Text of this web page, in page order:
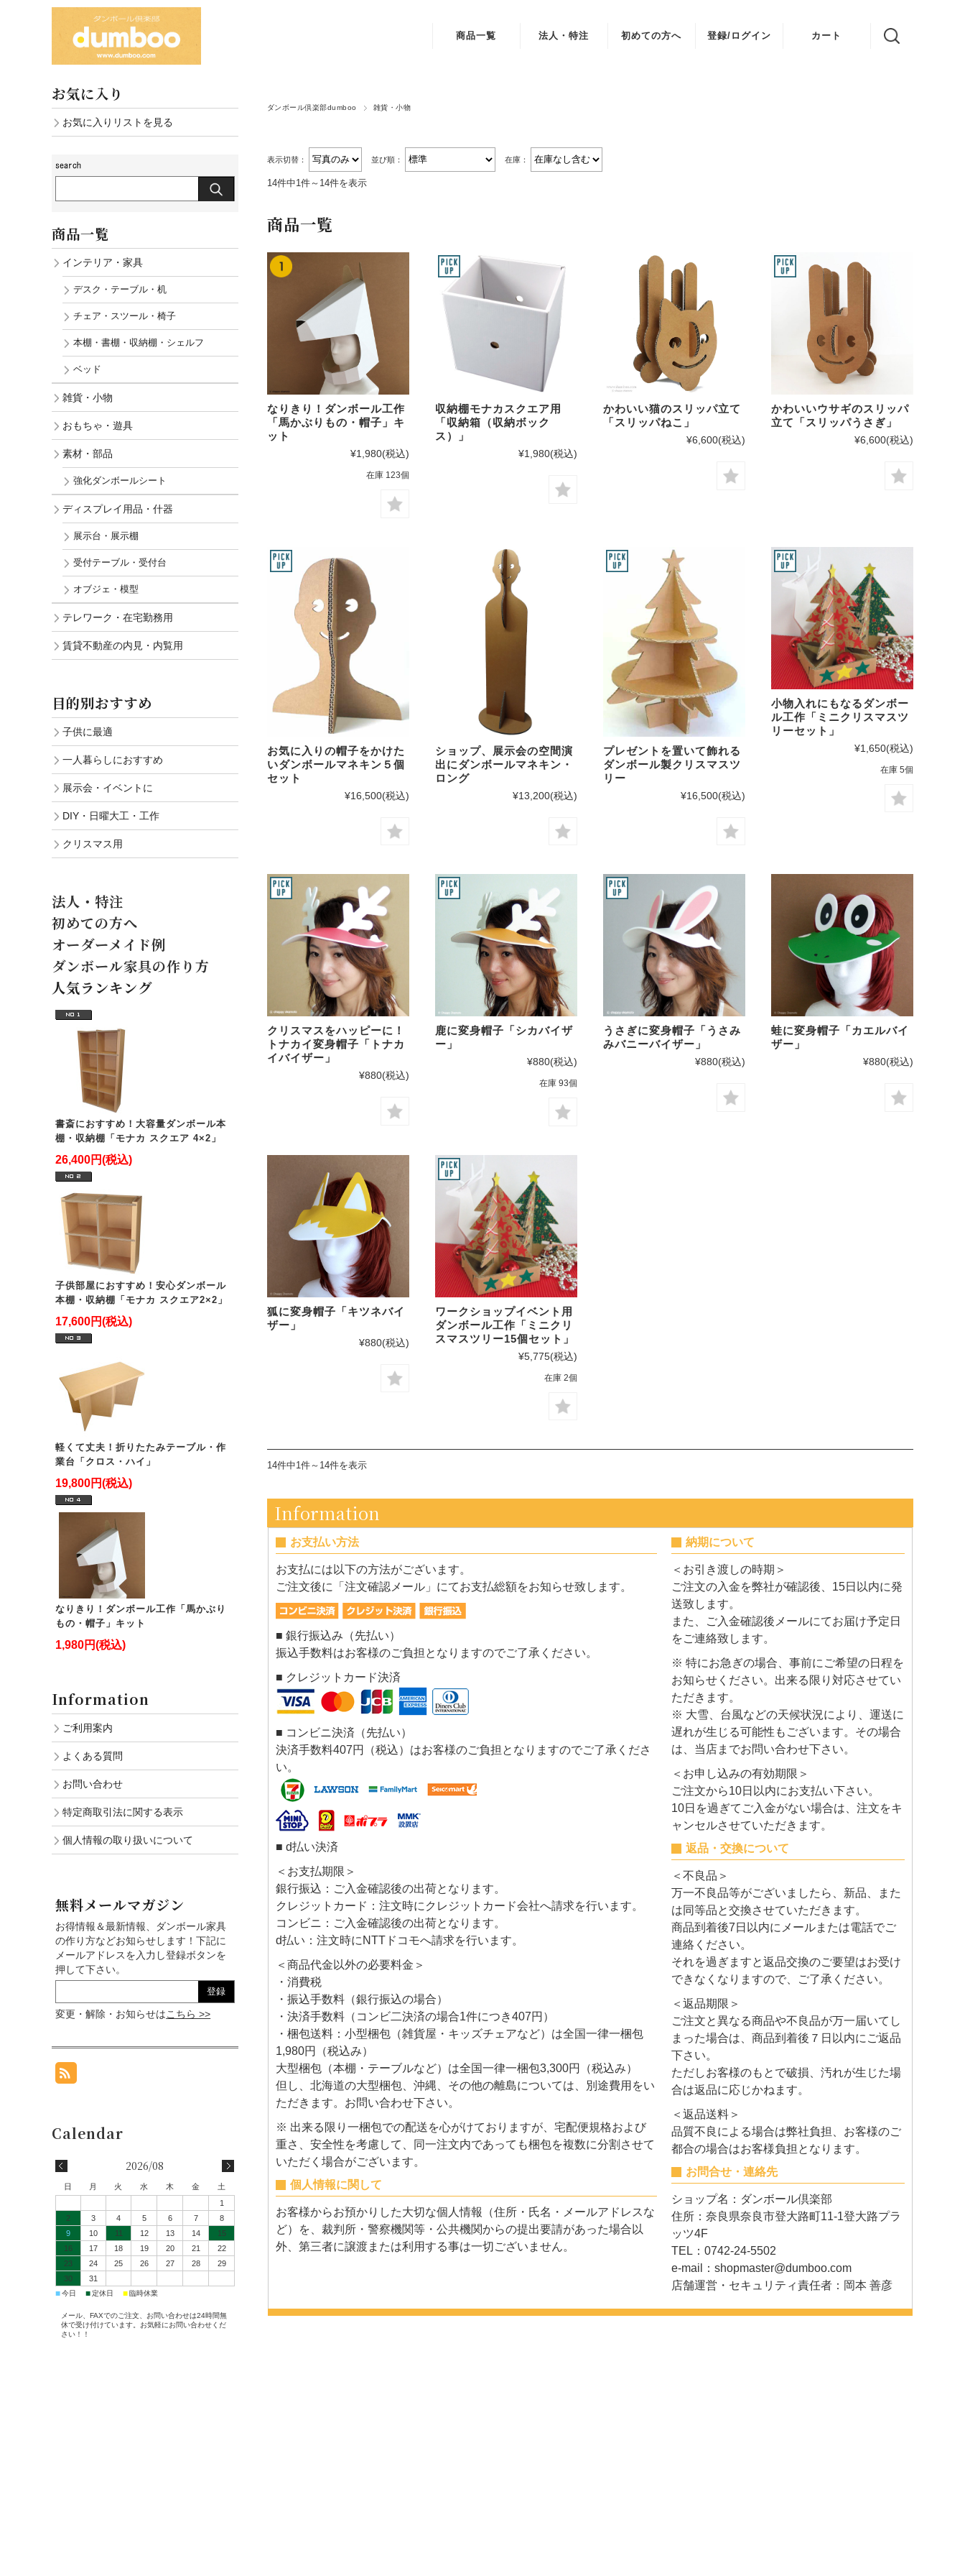
商品一覧
本棚・書棚・収納棚・シェルフ
おもちゃ・遊具
素材・部品
強化ダンボールシート
ディスプレイ用品・什器
展示台・展示棚
受付テーブル・受付台
オブジェ・模型
テレワーク・在宅勤務用
法人・特注 初めての方へ 登録/ログイン カート
ダンボール倶楽部dumboo 雑貨・小物
表示切替： 並び順： 在庫：
14件中1件～14件を表示
商品一覧
なりきり！ダンボール工作
「馬かぶりもの・帽子」キ
ット
¥1,980(税込)
在庫 123個
収納棚モナカスクエア用
「収納箱（収納ボック
ス）」
¥1,980(税込)
かわいい猫のスリッパ立て
「スリッパねこ」
¥6,600(税込)
かわいいウサギのスリッパ
立て「スリッパうさぎ」
¥6,600(税込)
お気に入りの帽子をかけた
いダンボールマネキン５個
セット
¥16,500(税込)
ショップ、展示会の空間演
出にダンボールマネキン・
ロング
¥13,200(税込)
プレゼントを置いて飾れる
ダンボール製クリスマスツ
リー
¥16,500(税込)
小物入れにもなるダンボー
ル工作「ミニクリスマスツ
リーセット」
¥1,650(税込)
在庫 5個
クリスマスをハッピーに！
トナカイ変身帽子「トナカ
イバイザー」
¥880(税込)
鹿に変身帽子「シカバイザ
ー」
¥880(税込)
在庫 93個
うさぎに変身帽子「うさみ
みバニーバイザー」
¥880(税込)
蛙に変身帽子「カエルバイ
ザー」
¥880(税込)
狐に変身帽子「キツネバイ
ザー」
¥880(税込)
ワークショップイベント用
ダンボール工作「ミニクリ
スマスツリー15個セット」
¥5,775(税込)
在庫 2個
14件中1件～14件を表示
Information
お支払い方法
お支払には以下の方法がございます。
ご注文後に「注文確認メール」にてお支払総額をお知らせ致します。
■ 銀行振込み（先払い）
振込手数料はお客様のご負担となりますのでご了承ください。
■ クレジットカード決済
■ コンビニ決済（先払い）
決済手数料407円（税込）はお客様のご負担となりますのでご了承くださ
い。
■ d払い決済
＜お支払期限＞
銀行振込：ご入金確認後の出荷となります。
クレジットカード：注文時にクレジットカード会社へ請求を行います。
コンビニ：ご入金確認後の出荷となります。
d払い：注文時にNTTドコモへ請求を行います。
＜商品代金以外の必要料金＞
・消費税
・振込手数料（銀行振込の場合）
・決済手数料（コンビ二決済の場合1件につき407円）
・梱包送料：小型梱包（雑貨屋・キッズチェアなど）は全国一律一梱包
1,980円（税込み）
大型梱包（本棚・テーブルなど）は全国一律一梱包3,300円（税込み）
但し、北海道の大型梱包、沖縄、その他の離島については、別途費用をい
ただきます。お問い合わせ下さい。
※ 出来る限り一梱包での配送を心がけておりますが、宅配便規格および
重さ、安全性を考慮して、同一注文内であっても梱包を複数に分割させて
いただく場合がございます。
個人情報に関して
お客様からお預かりした大切な個人情報（住所・氏名・メールアドレスな
ど）を、裁判所・警察機関等・公共機関からの提出要請があった場合以
外、第三者に譲渡または利用する事は一切ございません。
納期について
＜お引き渡しの時期＞
ご注文の入金を弊社が確認後、15日以内に発
送致します。
また、ご入金確認後メールにてお届け予定日
をご連絡致します。
※ 特にお急ぎの場合、事前にご希望の日程を
お知らせください。出来る限り対応させてい
ただきます。
※ 大雪、台風などの天候状況により、運送に
遅れが生じる可能性もございます。その場合
は、当店までお問い合わせ下さい。
＜お申し込みの有効期限＞
ご注文から10日以内にお支払い下さい。
10日を過ぎてご入金がない場合は、注文をキ
ャンセルさせていただきます。
返品・交換について
＜不良品＞
万一不良品等がございましたら、新品、また
は同等品と交換させていただきます。
商品到着後7日以内にメールまたは電話でご
連絡ください。
それを過ぎますと返品交換のご要望はお受け
できなくなりますので、ご了承ください。
＜返品期限＞
ご注文と異なる商品や不良品が万一届いてし
まった場合は、商品到着後７日以内にご返品
下さい。
ただしお客様のもとで破損、汚れが生じた場
合は返品に応じかねます。
＜返品送料＞
品質不良による場合は弊社負担、お客様のご
都合の場合はお客様負担となります。
お問合せ・連絡先
ショップ名：ダンボール倶楽部
住所：奈良県奈良市登大路町11-1登大路プラ
ッツ4F
TEL：0742-24-5502
e-mail： shopmaster@dumboo.com
店舗運営・セキュリティ責任者：岡本 善彦
お気に入り
お気に入りリストを見る
商品一覧
インテリア・家具
デスク・テーブル・机
チェア・スツール・椅子
本棚・書棚・収納棚・シェルフ
ベッド
雑貨・小物
おもちゃ・遊具
素材・部品
強化ダンボールシート
ディスプレイ用品・什器
展示台・展示棚
受付テーブル・受付台
オブジェ・模型
テレワーク・在宅勤務用
賃貸不動産の内見・内覧用
目的別おすすめ
子供に最適
一人暮らしにおすすめ
展示会・イベントに
DIY・日曜大工・工作
クリスマス用
法人・特注
初めての方へ
オーダーメイド例
ダンボール家具の作り方
人気ランキング
書斎におすすめ！大容量ダンボール本
棚・収納棚「モナカ スクエア 4×2」
26,400円(税込)
子供部屋におすすめ！安心ダンボール
本棚・収納棚「モナカ スクエア2×2」
17,600円(税込)
軽くて丈夫！折りたたみテーブル・作
業台「クロス・ハイ」
19,800円(税込)
なりきり！ダンボール工作「馬かぶり
もの・帽子」キット
1,980円(税込)
Information
ご利用案内
よくある質問
お問い合わせ
特定商取引法に関する表示
個人情報の取り扱いについて
無料メールマガジン
お得情報＆最新情報、ダンボール家具
の作り方などお知らせします！下記に
メールアドレスを入力し登録ボタンを
押して下さい。
変更・解除・お知らせはこちら >>
2026/08
日 月 火 水 木 金
土
1
2
3 4 5 6 7
8
9
10 11 12 13 14
15
16
17 18 19 20 21
22
23
24 25 26 27 28
29
30
31
■今日 ■定休日 ■臨時休業
メール、FAXでのご注文、お問い合わせは24時間無
休で受け付けています。お気軽にお問い合わせくだ
さい！！